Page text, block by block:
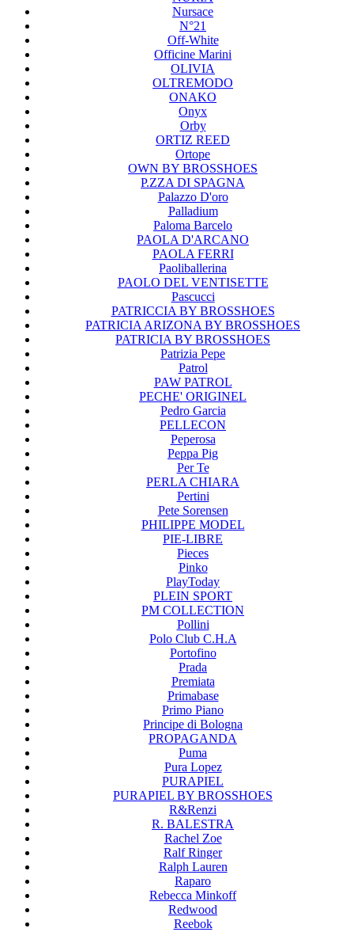
Nursace
N°21
Off-White
Officine Marini
OLIVIA
OLTREMODO
ONAKO
Onyx
Orby
ORTIZ REED
Ortope
OWN BY BROSSHOES
P.ZZA DI SPAGNA
Palazzo D'oro
Palladium
Paloma Barcelo
PAOLA D'ARCANO
PAOLA FERRI
Paoliballerina
PAOLO DEL VENTISETTE
Pascucci
PATRICCIA BY BROSSHOES
PATRICIA ARIZONA BY BROSSHOES
PATRICIA BY BROSSHOES
Patrizia Pepe
Patrol
PAW PATROL
PECHE' ORIGINEL
Pedro Garcia
PELLECON
Peperosa
Peppa Pig
Per Te
PERLA CHIARA
Pertini
Pete Sorensen
PHILIPPE MODEL
PIE-LIBRE
Pieces
Pinko
PlayToday
PLEIN SPORT
PM COLLECTION
Pollini
Polo Club C.H.A
Portofino
Prada
Premiata
Primabase
Primo Piano
Principe di Bologna
PROPAGANDA
Puma
Pura Lopez
PURAPIEL
PURAPIEL BY BROSSHOES
R&Renzi
R. BALESTRA
Rachel Zoe
Ralf Ringer
Ralph Lauren
Raparo
Rebecca Minkoff
Redwood
Reebok